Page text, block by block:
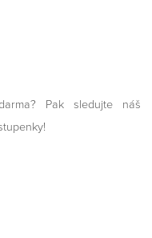
Pak sledujte náš